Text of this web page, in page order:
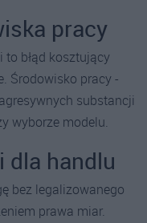
pracy
to błąd kosztujący
Środowisko pracy -
substancji
wyborze modelu.
dla handlu
bez legalizowanego
prawa miar.